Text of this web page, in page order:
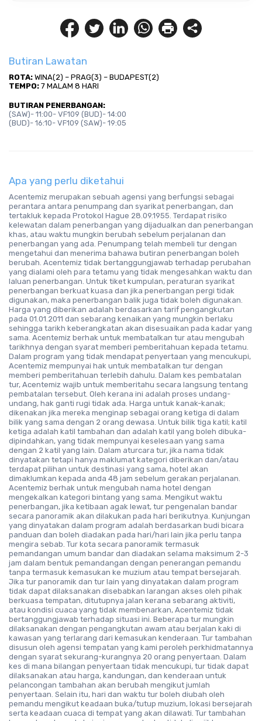
Butiran Lawatan
ROTA: WINA(2) – PRAG(3) – BUDAPEST(2)
TEMPO: 7 MALAM 8 HARI
BUTIRAN PENERBANGAN:
(SAW)- 11:00- VF109 (BUD)- 14:00
(BUD)- 16:10- VF109 (SAW)- 19:05
Apa yang perlu diketahui
Acentemiz merupakan sebuah agensi yang berfungsi sebagai
perantara antara penumpang dan syarikat penerbangan, dan
tertakluk kepada Protokol Hague 28.09.1955. Terdapat risiko
kelewatan dalam penerbangan yang dijadualkan dan penerbangan
khas, atau waktu mungkin berubah sebelum perjalanan dan
penerbangan yang ada. Penumpang telah membeli tur dengan
mengetahui dan menerima bahawa butiran penerbangan boleh
berubah. Acentemiz tidak bertanggungjawab terhadap perubahan
yang dialami oleh para tetamu yang tidak mengesahkan waktu dan
laluan penerbangan. Untuk tiket kumpulan, peraturan syarikat
penerbangan berkuat kuasa dan jika penerbangan pergi tidak
digunakan, maka penerbangan balik juga tidak boleh digunakan.
Harga yang diberikan adalah berdasarkan tarif pengangkutan
pada 01.01.2011 dan sebarang kenaikan yang mungkin berlaku
sehingga tarikh keberangkatan akan disesuaikan pada kadar yang
sama. Acentemiz berhak untuk membatalkan tur atau mengubah
tarikhnya dengan syarat memberi pemberitahuan kepada tetamu.
Dalam program yang tidak mendapat penyertaan yang mencukupi,
Acentemiz mempunyai hak untuk membatalkan tur dengan
memberi pemberitahuan terlebih dahulu. Dalam kes pembatalan
tur, Acentemiz wajib untuk memberitahu secara langsung tentang
pembatalan tersebut. Oleh kerana ini adalah proses undang-
undang, hak ganti rugi tidak ada. Harga untuk kanak-kanak;
dikenakan jika mereka menginap sebagai orang ketiga di dalam
bilik yang sama dengan 2 orang dewasa. Untuk bilik tiga katil; katil
ketiga adalah katil tambahan dan adalah katil yang boleh dibuka-
dipindahkan, yang tidak mempunyai keselesaan yang sama
dengan 2 katil yang lain. Dalam aturcara tur, jika nama tidak
dinyatakan tetapi hanya maklumat kategori diberikan dan/atau
terdapat pilihan untuk destinasi yang sama, hotel akan
dimaklumkan kepada anda 48 jam sebelum gerakan perjalanan.
Acentemiz berhak untuk mengubah nama hotel dengan
mengekalkan kategori bintang yang sama. Mengikut waktu
penerbangan, jika ketibaan agak lewat, tur pengenalan bandar
secara panoramik akan dilakukan pada hari berikutnya. Kunjungan
yang dinyatakan dalam program adalah berdasarkan budi bicara
panduan dan boleh diadakan pada hari/hari lain jika perlu tanpa
mengira sebab. Tur kota secara panoramik termasuk
pemandangan umum bandar dan diadakan selama maksimum 2-3
jam dalam bentuk pemandangan dengan penerangan pemandu
tanpa termasuk kemasukan ke muzium atau tempat bersejarah.
Jika tur panoramik dan tur lain yang dinyatakan dalam program
tidak dapat dilaksanakan disebabkan larangan akses oleh pihak
berkuasa tempatan, ditutupnya jalan kerana sebarang aktiviti,
atau kondisi cuaca yang tidak membenarkan, Acentemiz tidak
bertanggungjawab terhadap situasi ini. Beberapa tur mungkin
dilaksanakan dengan pengangkutan awam atau berjalan kaki di
kawasan yang terlarang dari kemasukan kenderaan. Tur tambahan
disusun oleh agensi tempatan yang kami peroleh perkhidmatannya
dengan syarat sekurang-kurangnya 20 orang penyertaan. Dalam
kes di mana bilangan penyertaan tidak mencukupi, tur tidak dapat
dilaksanakan atau harga, kandungan, dan kenderaan untuk
pelancongan tambahan akan berubah mengikut jumlah
penyertaan. Selain itu, hari dan waktu tur boleh diubah oleh
pemandu mengikut keadaan buka/tutup muzium, lokasi bersejarah
serta keadaan cuaca di tempat yang akan dilawati. Tur tambahan